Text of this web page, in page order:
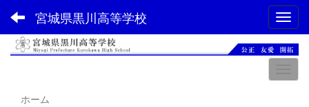
宮城県黒川高等学校
ホーム